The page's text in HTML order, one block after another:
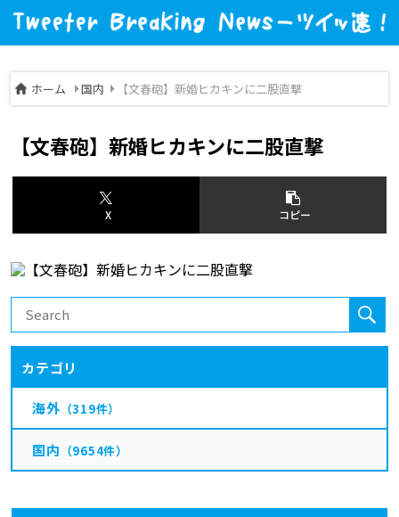
ホーム 国内 【文春砲】新婚ヒカキンに二股直撃
【文春砲】新婚ヒカキンに二股直撃
X コピー
カテゴリ
海外 （319件）
国内 （9654件）